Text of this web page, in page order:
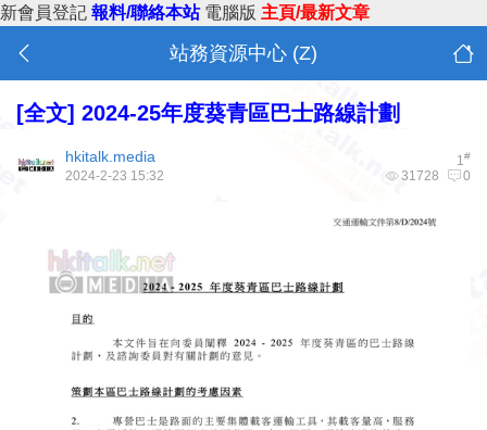
新會員登記 報料/聯絡本站 電腦版 主頁/最新文章
站務資源中心 (Z)
[全文] 2024-25年度葵青區巴士路線計劃
1#
hkitalk.media
31728 0
2024-2-23 15:32